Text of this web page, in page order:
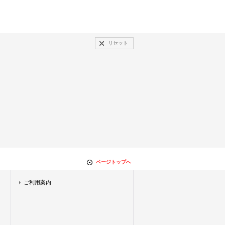
リセット
ページトップへ
ご利用案内